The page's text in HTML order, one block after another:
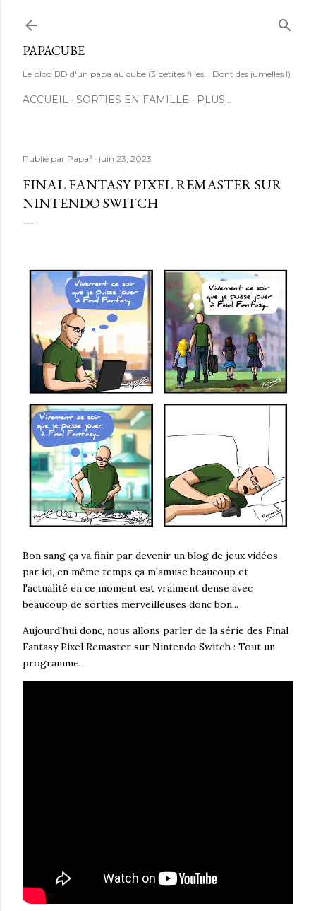
PAPACUBE
Le blog BD d'un papa au cube (3 petites filles... Dont des jumelles !)
ACCUEIL SORTIES EN FAMILLE PLUS…
Publié par Papa³ juin 23, 2023
FINAL FANTASY PIXEL REMASTER SUR
NINTENDO SWITCH
Bon sang ça va finir par devenir un blog de jeux vidéos
par ici, en même temps ça m'amuse beaucoup et
l'actualité en ce moment est vraiment dense avec
beaucoup de sorties merveilleuses donc bon...
Aujourd'hui donc, nous allons parler de la série des Final
Fantasy Pixel Remaster sur Nintendo Switch : Tout un
programme.